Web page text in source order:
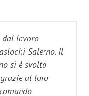
dal lavoro
Salerno. Il
si è svolto
al loro